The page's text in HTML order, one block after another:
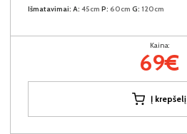
Išmatavimai: A: 45cm P: 60cm G: 120cm
Kaina:
69€
Į krepšelį